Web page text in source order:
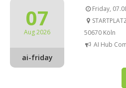
07
Aug 2026
ai-friday
Friday,
50670 Köln
AI Hub